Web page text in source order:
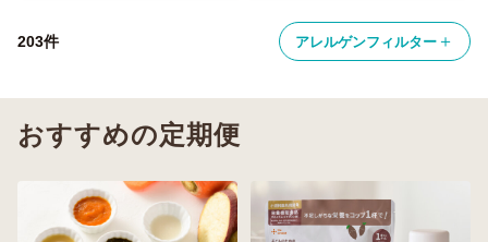
203件 アレルゲンフィルター ＋
おすすめの定期便